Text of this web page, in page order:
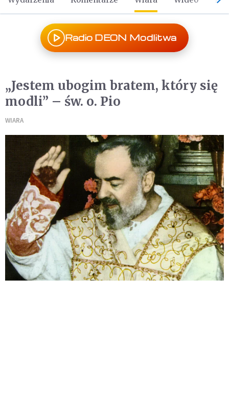
Radio DEON Modlitwa
„Jestem ubogim bratem, który się
modli” – św. o. Pio
WIARA